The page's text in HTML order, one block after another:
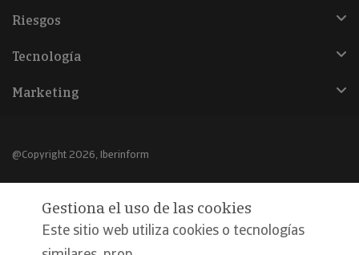
Riesgos
Tecnología
Marketing
@Copyright 2026, Iberinform
Declaración de privacidad
Gestiona el uso de las cookies
Este sitio web utiliza cookies o tecnologías